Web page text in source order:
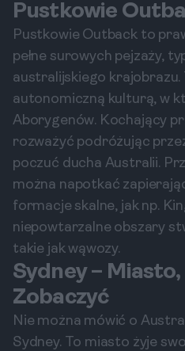
Pustkowie
Pustkowie Outback to
pełne surowych pejzaży,
australijskiego krajobrazu.
autonomiczną kulturą, w
Aborygenów. Kochający
rozważyć podróżując
poczuć ducha Australii.
można napotkać
formacje skalne, jak np.
niepowtarzalne obszary
takie jak wąwozy.
Sydney –
Zobaczyć
Nie można mówić o
Sydney. To miasto żyje